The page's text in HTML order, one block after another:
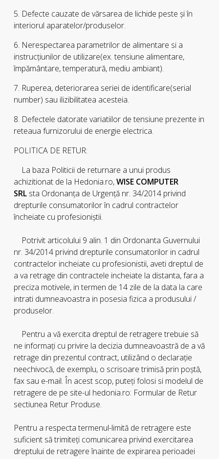
5. Defecte cauzate de vărsarea de lichide peste şi în
interiorul aparatelor/produselor.
6. Nerespectarea parametrilor de alimentare si a
instrucţiunilor de utilizare(ex. tensiune alimentare,
împământare, temperatură, mediu ambiant).
7. Ruperea, deteriorarea seriei de identificare(serial
number) sau ilizibilitatea acesteia.
8. Defectele datorate variatiilor de tensiune prezente in
reteaua furnizorului de energie electrica.
POLITICA DE RETUR:
La baza Politicii de returnare a unui produs
achizitionat de la Hedonia.ro,WISE COMPUTER
SRL sta Ordonanţa de Urgenţă nr. 34/2014 privind
drepturile consumatorilor în cadrul contractelor
încheiate cu profesioniştii.
Potrivit articolului 9 alin. 1 din Ordonanta Guvernului
nr. 34/2014 privind drepturile consumatorilor in cadrul
contractelor incheiate cu profesionistii, aveti dreptul de
a va retrage din contractele incheiate la distanta, fara a
preciza motivele, in termen de 14 zile de la data la care
intrati dumneavoastra in posesia fizica a produsului /
produselor.
Pentru a vă exercita dreptul de retragere trebuie să
ne informaţi cu privire la decizia dumneavoastră de a vă
retrage din prezentul contract, utilizând o declaraţie
neechivocă, de exemplu, o scrisoare trimisă prin poştă,
fax sau e-mail. În acest scop, puteţi folosi si modelul de
retragere de pe site-ul hedonia.ro: Formular de Retur
sectiunea Retur Produse.
Pentru a respecta termenul-limită de retragere este
suficient să trimiteţi comunicarea privind exercitarea
dreptului de retragere înainte de expirarea perioadei